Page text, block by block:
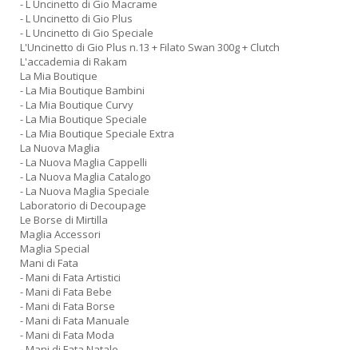
- L Uncinetto di Gio Macrame
- L Uncinetto di Gio Plus
- L Uncinetto di Gio Speciale
L'Uncinetto di Gio Plus n.13 + Filato Swan 300g + Clutch
L'accademia di Rakam
La Mia Boutique
- La Mia Boutique Bambini
- La Mia Boutique Curvy
- La Mia Boutique Speciale
- La Mia Boutique Speciale Extra
La Nuova Maglia
- La Nuova Maglia Cappelli
- La Nuova Maglia Catalogo
- La Nuova Maglia Speciale
Laboratorio di Decoupage
Le Borse di Mirtilla
Maglia Accessori
Maglia Special
Mani di Fata
- Mani di Fata Artistici
- Mani di Fata Bebe
- Mani di Fata Borse
- Mani di Fata Manuale
- Mani di Fata Moda